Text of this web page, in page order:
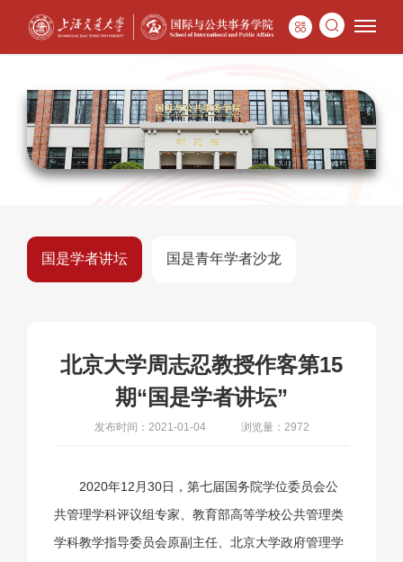
国是学者讲坛 国是青年学者沙龙
北京大学周志忍教授作客第15
期“国是学者讲坛”
发布时间：2021-01-04 浏览量：2972
2020年12月30日，第七届国务院学位委员会公
共管理学科评议组专家、教育部高等学校公共管理类
学科教学指导委员会原副主任、北京大学政府管理学